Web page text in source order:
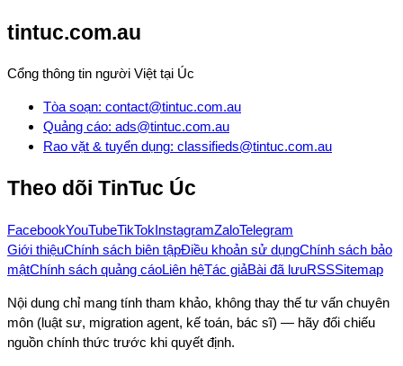
tintuc.com.au
Cổng thông tin người Việt tại Úc
Tòa soạn: contact@tintuc.com.au
Quảng cáo: ads@tintuc.com.au
Rao vặt & tuyển dụng: classifieds@tintuc.com.au
Theo dõi TinTuc Úc
FacebookYouTubeTikTokInstagramZaloTelegram
Giới thiệuChính sách biên tậpĐiều khoản sử dụngChính sách bảo
mậtChính sách quảng cáoLiên hệTác giảBài đã lưuRSSSitemap
Nội dung chỉ mang tính tham khảo, không thay thế tư vấn chuyên
môn (luật sư, migration agent, kế toán, bác sĩ) — hãy đối chiếu
nguồn chính thức trước khi quyết định.